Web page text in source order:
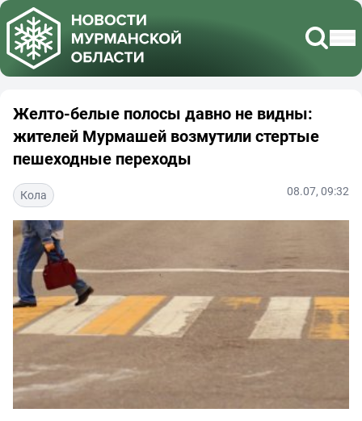
Желто-белые полосы давно не видны:
жителей Мурмашей возмутили стертые
пешеходные переходы
Кола 08.07, 09:32